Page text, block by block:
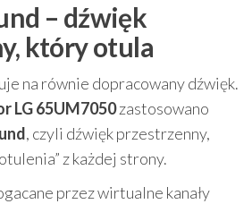
– dźwięk
który otula
na równie dopracowany dźwięk.
LG 65UM7050zastosowano
, czyli dźwięk przestrzenny,
z każdej strony.
przez wirtualne kanały